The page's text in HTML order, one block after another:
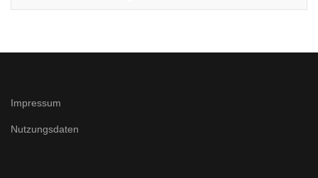
Impressum
Nutzungsdaten